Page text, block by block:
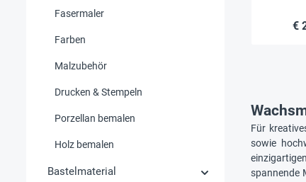
Fasermaler
Farben
Malzubehör
Drucken & Stempeln
Porzellan bemalen
Holz bemalen
Bastelmaterial
€
Für
sowie
spannende